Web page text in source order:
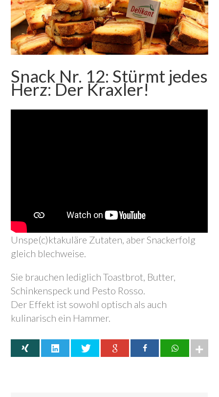
Snack Nr. 12: Stürmt jedes
Herz: Der Kraxler!
Unspe(c)ktakuläre Zutaten, aber Snackerfolg
gleich blechweise.
Sie brauchen lediglich Toastbrot, Butter,
Schinkenspeck und Pesto Rosso.
Der Effekt ist sowohl optisch als auch
kulinarisch ein Hammer.